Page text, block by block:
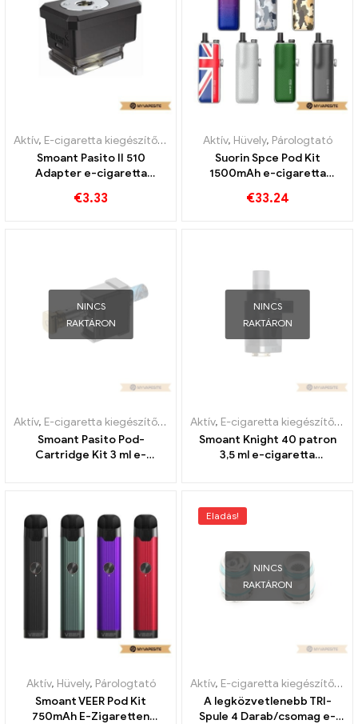
Aktív, E-cigaretta kiegészítők ,
Párologtató
Smoant Pasito II 510
Adapter e-cigaretta
€3.33
Aktív, Hüvely, Párologtató
Suorin Spce Pod Kit
1500mAh e-cigaretta
€33.24
NINCS
RAKTÁRON
Aktív, E-cigaretta kiegészítők ,
Párologtató
Smoant Pasito Pod-
Cartridge Kit 3 ml e-
NINCS
RAKTÁRON
Aktív, E-cigaretta kiegészítők ,
Smoant Knight 40 patron
3,5 ml e-cigaretta
Aktív, Hüvely, Párologtató
Smoant VEER Pod Kit
750mAh E-Zigaretten
Eladás!
NINCS
RAKTÁRON
Aktív, E-cigaretta kiegészítők ,
A legközvetlenebb TRI-
Spule 4 Darab/csomag e-